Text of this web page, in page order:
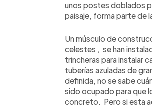
unos postes doblados
paisaje, forma parte de
Un músculo de
celestes , se han
trincheras para instalar
tuberías azuladas de
definida, no se sabe
sido ocupado para que
concreto. Pero si esta